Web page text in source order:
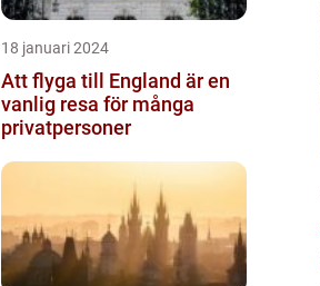
18 januari 2024
Att flyga till England är en
vanlig resa för många
privatpersoner